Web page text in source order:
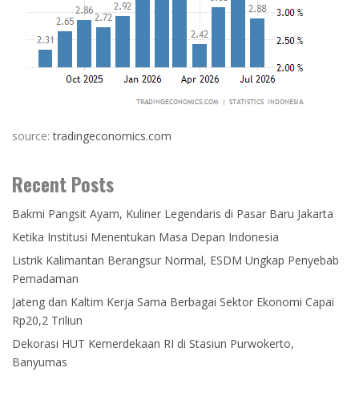
source:tradingeconomics.com
Recent Posts
Bakmi Pangsit Ayam, Kuliner Legendaris di Pasar Baru Jakarta
Ketika Institusi Menentukan Masa Depan Indonesia
Listrik Kalimantan Berangsur Normal, ESDM Ungkap Penyebab
Pemadaman
Jateng dan Kaltim Kerja Sama Berbagai Sektor Ekonomi Capai
Rp20,2 Triliun
Dekorasi HUT Kemerdekaan RI di Stasiun Purwokerto,
Banyumas